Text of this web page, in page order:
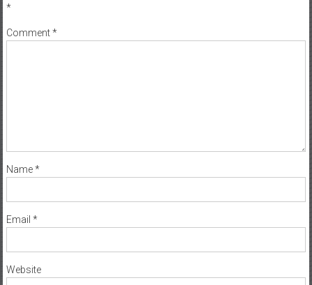
*
Comment*
Name*
Email *
Website